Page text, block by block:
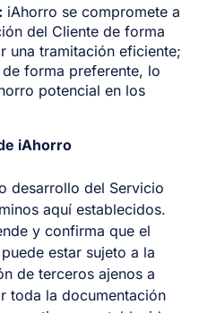
iAhorro se compromete a
del Cliente de forma
una tramitación eficiente;
forma preferente, lo
potencial en los
iAhorro
desarrollo del Servicio
aquí establecidos.
y confirma que el
estar sujeto a la
de terceros ajenos a
toda la documentación